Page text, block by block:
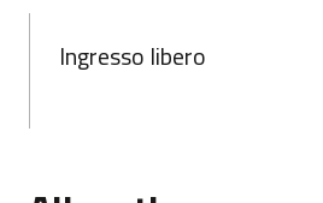
Ingresso libero